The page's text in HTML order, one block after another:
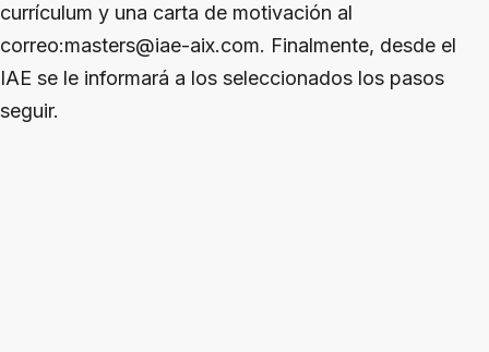
currículum y una carta de motivación al
correo:masters@iae-aix.com. Finalmente, desde el
IAE se le informará a los seleccionados los pasos
seguir.